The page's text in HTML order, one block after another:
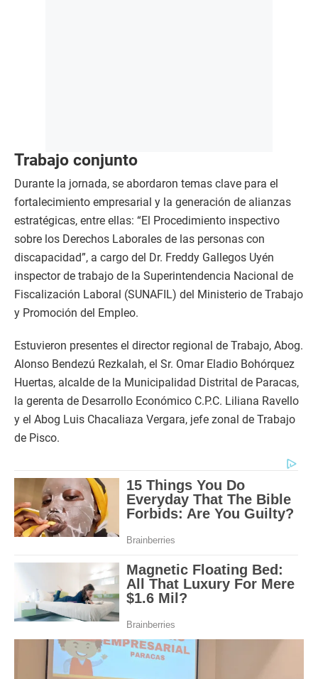
Trabajo conjunto
Durante la jornada, se abordaron temas clave para el
fortalecimiento empresarial y la generación de alianzas
estratégicas, entre ellas: “El Procedimiento inspectivo
sobre los Derechos Laborales de las personas con
discapacidad”, a cargo del Dr. Freddy Gallegos Uyén
inspector de trabajo de la Superintendencia Nacional de
Fiscalización Laboral (SUNAFIL) del Ministerio de Trabajo
y Promoción del Empleo.
Estuvieron presentes el director regional de Trabajo, Abog.
Alonso Bendezú Rezkalah, el Sr. Omar Eladio Bohórquez
Huertas, alcalde de la Municipalidad Distrital de Paracas,
la gerenta de Desarrollo Económico C.P.C. Liliana Ravello
y el Abog Luis Chacaliaza Vergara, jefe zonal de Trabajo
de Pisco.